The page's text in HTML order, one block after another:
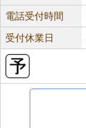
電話受付時間
受付休業日